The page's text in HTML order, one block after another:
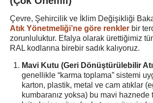
Çevre, Şehircilik ve İklim Değişikliği
Atık Yönetmeliği’ne göre renkler bir
zorunluluktur. Efalya olarak ürettiğimiz
RAL kodlarına birebir sadık kalıyoruz.
Mavi Kutu (Geri Dönüştürülebilir
genellikle “karma toplama” sistemi
karton, plastik, metal ve cam atıklar
kumbaranız yoksa) bu mavi haznede